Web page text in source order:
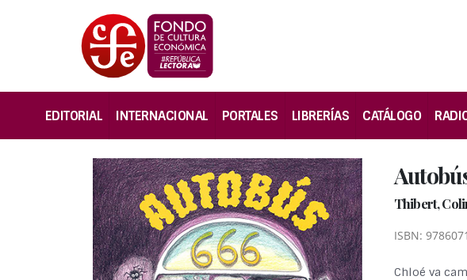
EDITORIAL INTERNACIONAL PORTALES LIBRERÍAS CATÁLOGO
Thibert,
ISBN:
Chloé va